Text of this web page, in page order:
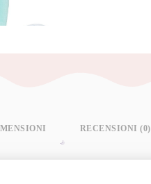
RECENSIONI (0)